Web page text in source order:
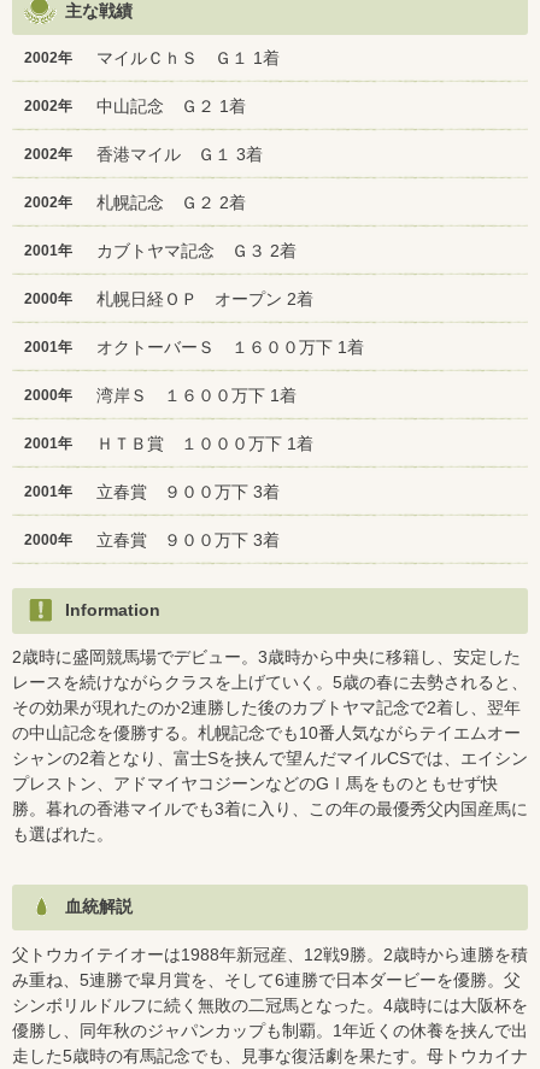
主な戦績
2002年 マイルＣｈＳ Ｇ１ 1着
2002年 中山記念 Ｇ２ 1着
2002年 香港マイル Ｇ１ 3着
2002年 札幌記念 Ｇ２ 2着
2001年 カブトヤマ記念 Ｇ３ 2着
2000年 札幌日経ＯＰ オープン 2着
2001年 オクトーバーＳ １６００万下 1着
2000年 湾岸Ｓ １６００万下 1着
2001年 ＨＴＢ賞 １０００万下 1着
2001年 立春賞 ９００万下 3着
2000年 立春賞 ９００万下 3着
Information
2歳時に盛岡競馬場でデビュー。3歳時から中央に移籍し、安定した
レースを続けながらクラスを上げていく。5歳の春に去勢されると、
その効果が現れたのか2連勝した後のカブトヤマ記念で2着し、翌年
の中山記念を優勝する。札幌記念でも10番人気ながらテイエムオー
シャンの2着となり、富士Sを挟んで望んだマイルCSでは、エイシン
プレストン、アドマイヤコジーンなどのGⅠ馬をものともせず快
勝。暮れの香港マイルでも3着に入り、この年の最優秀父内国産馬に
も選ばれた。
血統解説
父トウカイテイオーは1988年新冠産、12戦9勝。2歳時から連勝を積
み重ね、5連勝で皐月賞を、そして6連勝で日本ダービーを優勝。父
シンボリルドルフに続く無敗の二冠馬となった。4歳時には大阪杯を
優勝し、同年秋のジャパンカップも制覇。1年近くの休養を挟んで出
走した5歳時の有馬記念でも、見事な復活劇を果たす。母トウカイナ